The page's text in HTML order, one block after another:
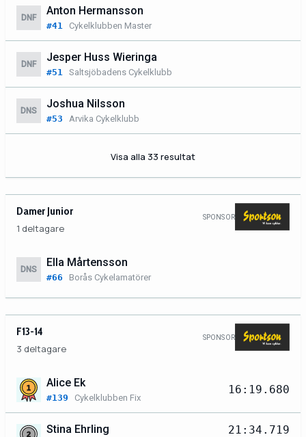
DNF
Anton Hermansson
#41 Cykelklubben Master
DNF
Jesper Huss Wieringa
#51 Saltsjöbadens Cykelklubb
DNS
Joshua Nilsson
#53 Arvika Cykelklubb
Visa alla 33 resultat
Damer Junior
1 deltagare
SPONSOR
DNS
Ella Mårtensson
#66 Borås Cykelamatörer
F13-14
3 deltagare
SPONSOR
Alice Ek
#139 Cykelklubben Fix
16:19.680
Stina Ehrling 21:34.719